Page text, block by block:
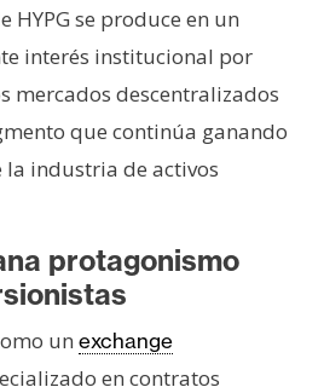
HYPG se produce en un
interés institucional por
mercados descentralizados
que continúa ganando
la industria de activos
protagonismo
un exchange
en contratos